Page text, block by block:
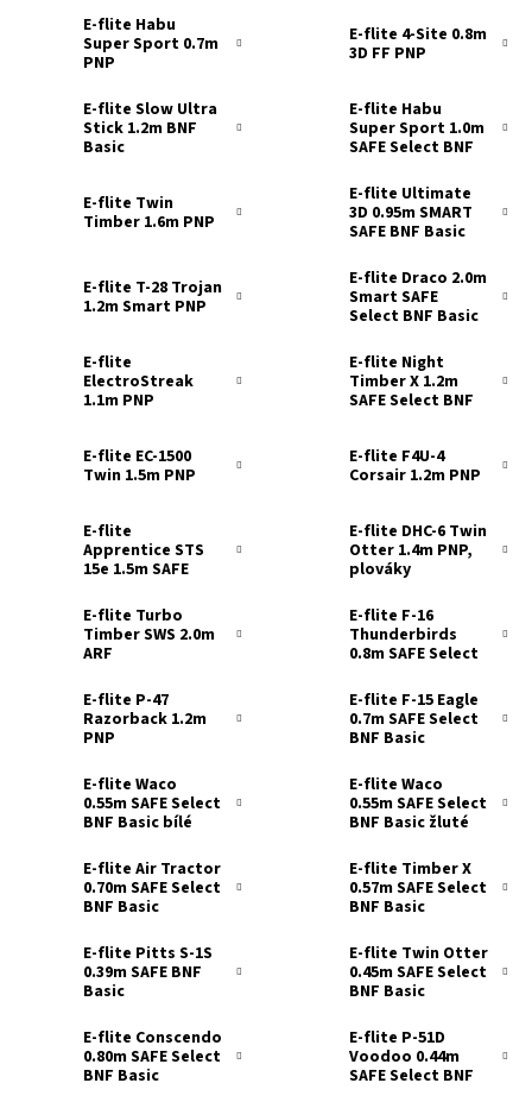
E-flite Habu
Super Sport 0.7m
PNP
E-flite 4-Site 0.8m
3D FF PNP
E-flite Slow Ultra
Stick 1.2m BNF
Basic
E-flite Habu
Super Sport 1.0m
SAFE Select BNF
E-flite Twin
Timber 1.6m PNP
E-flite Ultimate
3D 0.95m SMART
SAFE BNF Basic
E-flite T-28 Trojan
1.2m Smart PNP
E-flite Draco 2.0m
Smart SAFE
Select BNF Basic
E-flite
ElectroStreak
1.1m PNP
E-flite Night
Timber X 1.2m
SAFE Select BNF
E-flite EC-1500
Twin 1.5m PNP
E-flite F4U-4
Corsair 1.2m PNP
E-flite
Apprentice STS
15e 1.5m SAFE
E-flite DHC-6 Twin
Otter 1.4m PNP,
plováky
E-flite Turbo
Timber SWS 2.0m
ARF
E-flite F-16
Thunderbirds
0.8m SAFE Select
E-flite P-47
Razorback 1.2m
PNP
E-flite F-15 Eagle
0.7m SAFE Select
BNF Basic
E-flite Waco
0.55m SAFE Select
BNF Basic bílé
E-flite Waco
0.55m SAFE Select
BNF Basic žluté
E-flite Air Tractor
0.70m SAFE Select
BNF Basic
E-flite Timber X
0.57m SAFE Select
BNF Basic
E-flite Pitts S-1S
0.39m SAFE BNF
Basic
E-flite Twin Otter
0.45m SAFE Select
BNF Basic
E-flite Conscendo
0.80m SAFE Select
BNF Basic
E-flite P-51D
Voodoo 0.44m
SAFE Select BNF